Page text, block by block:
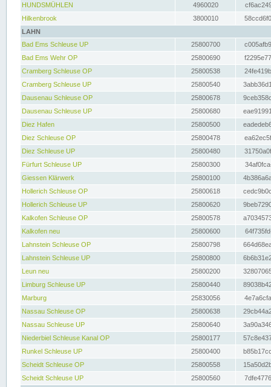
HUNDSMÜHLEN
4960020
Hilkenbrook
3800010
LAHN
Bad Ems Schleuse UP
25800700
Bad Ems Wehr OP
25800690
Cramberg Schleuse OP
25800538
Cramberg Schleuse UP
25800540
Dausenau Schleuse OP
25800678
Dausenau Schleuse UP
25800680
Diez Hafen
25800500
Diez Schleuse OP
25800478
Diez Schleuse UP
25800480
Fürfurt Schleuse UP
25800300
Giessen Klärwerk
25800100
Hollerich Schleuse OP
25800618
Hollerich Schleuse UP
25800620
Kalkofen Schleuse OP
25800578
Kalkofen neu
25800600
Lahnstein Schleuse OP
25800798
Lahnstein Schleuse UP
25800800
Leun neu
25800200
Limburg Schleuse UP
25800440
Marburg
25830056
Nassau Schleuse OP
25800638
Nassau Schleuse UP
25800640
Niederbiel Schleuse Kanal OP
25800177
Runkel Schleuse UP
25800400
Scheidt Schleuse OP
25800558
Scheidt Schleuse UP
25800560